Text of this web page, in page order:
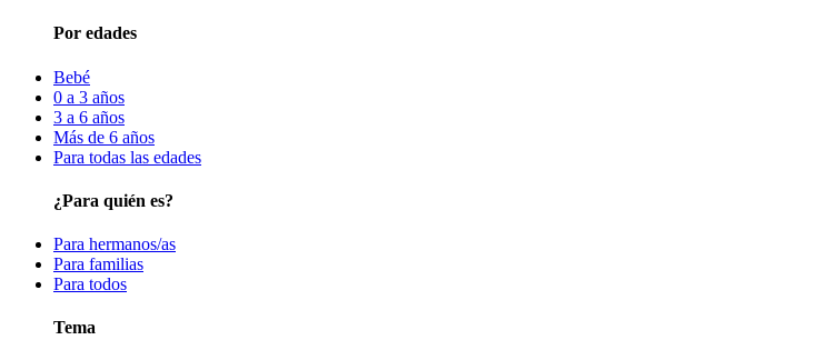
Por edades
Bebé
0 a 3 años
3 a 6 años
Más de 6 años
Para todas las edades
¿Para quién es?
Para hermanos/as
Para familias
Para todos
Tema